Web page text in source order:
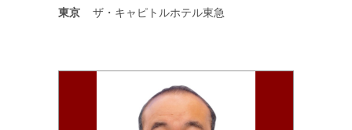
東京 ザ・キャピトルホテル東急